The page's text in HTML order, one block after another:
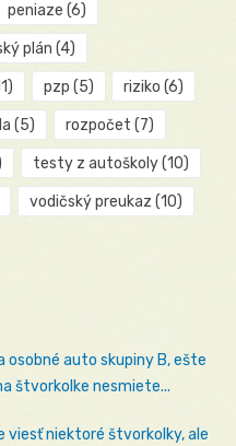
peniaze (6)
plán (4)
pzp (5) riziko (6)
(5) rozpočet (7)
testy z autoškoly(10)
vodičský preukaz (10)
osobné auto skupiny B, ešte
štvorkolke nesmiete...
viesť niektoré štvorkolky, ale